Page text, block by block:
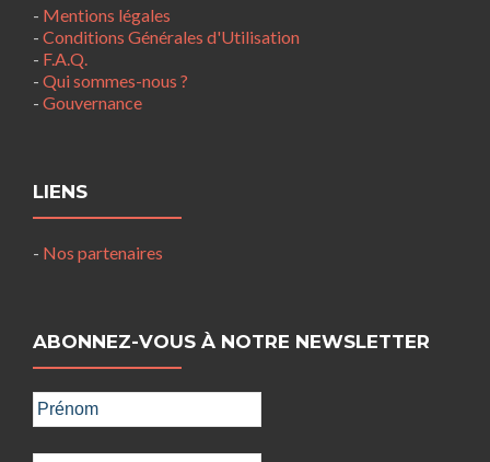
- Mentions légales
- Conditions Générales d'Utilisation
- F.A.Q.
- Qui sommes-nous ?
- Gouvernance
LIENS
- Nos partenaires
ABONNEZ-VOUS À NOTRE NEWSLETTER